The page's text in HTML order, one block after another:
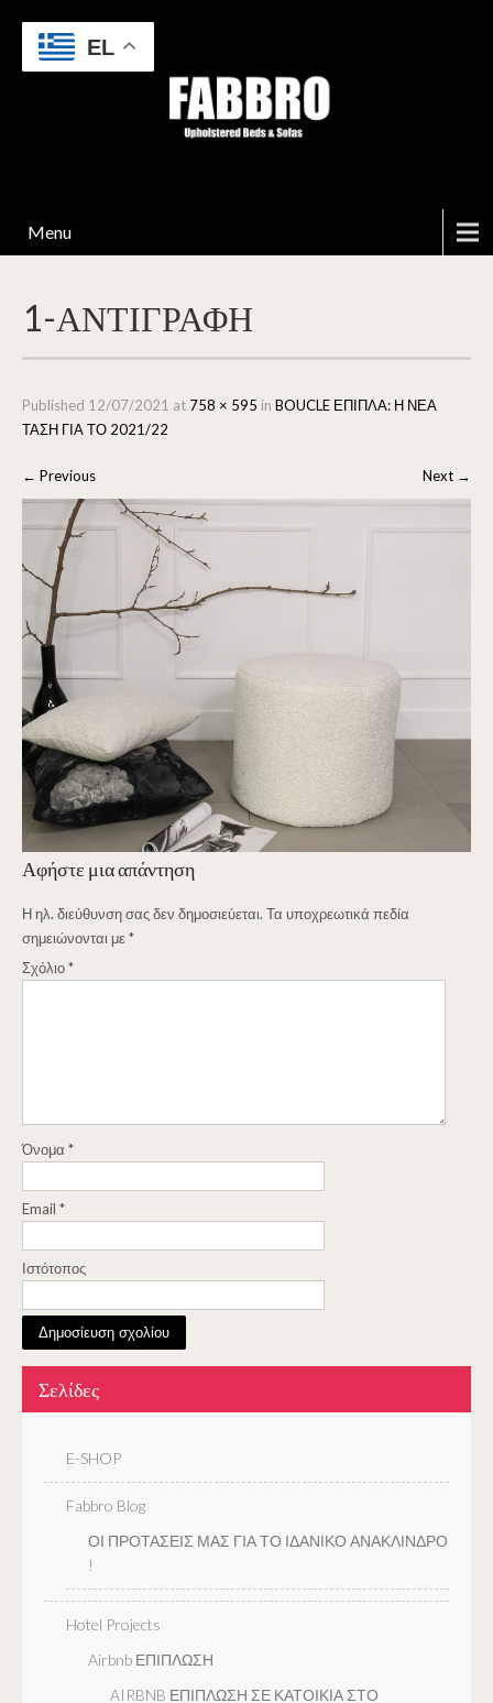
Menu
1-ΑΝΤΙΓΡΑΦΉ
Published 12/07/2021 at 758 × 595 in BOUCLE ΕΠΙΠΛΑ: Η ΝΕΑ
ΤΑΣΗ ΓΙΑ ΤΟ 2021/22
← Previous Next →
Αφήστε μια απάντηση
Η ηλ. διεύθυνση σας δεν δημοσιεύεται. Τα υποχρεωτικά πεδία
σημειώνονται με*
Σχόλιο*
Όνομα *
Email *
Ιστότοπος
Σελίδες
E-SHOP
Fabbro Blog
ΟΙ ΠΡΟΤΑΣΕΙΣ ΜΑΣ ΓΙΑ ΤΟ ΙΔΑΝΙΚΟ ΑΝΑΚΛΙΝΔΡΟ
!
Hotel Projects
Airbnb ΕΠΙΠΛΩΣΗ
AIRBNB ΕΠΙΠΛΩΣΗ ΣΕ ΚΑΤΟΙΚΙΑ ΣΤΟ
EL